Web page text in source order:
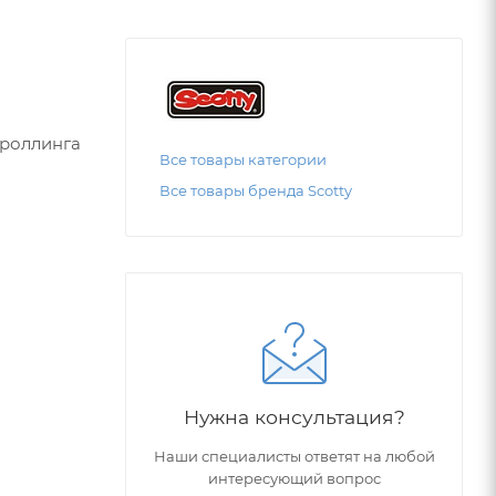
на
Все товары категории
Все товары бренда Scotty
Нужна консультация?
Наши специалисты ответят на любой
интересующий вопрос